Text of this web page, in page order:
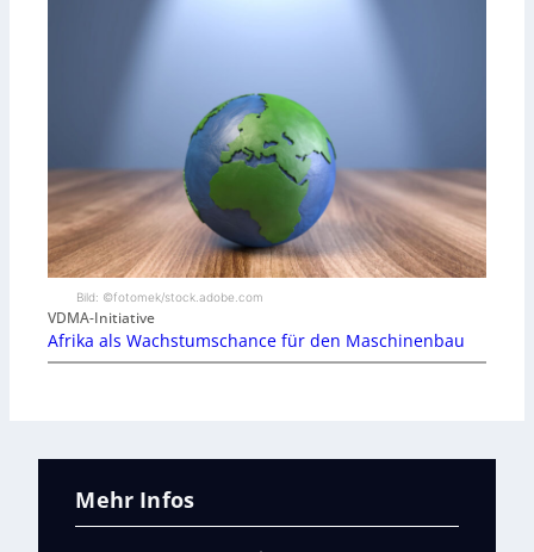
Bild: ©fotomek/stock.adobe.com
VDMA-Initiative
Afrika als Wachstumschance für den Maschinenbau
Mehr Infos